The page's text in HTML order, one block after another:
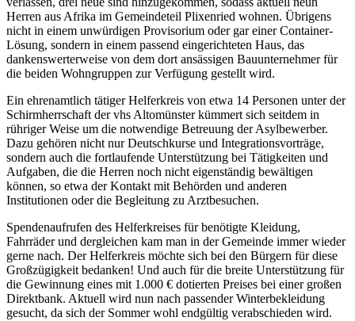
Herren aus Afrika im Gemeindeteil Plixenried wohnen. Übrigens
nicht in einem unwürdigen Provisorium oder gar einer Container-
Lösung, sondern in einem passend eingerichteten Haus, das
dankenswerterweise von dem dort ansässigen Bauunternehmer für
die beiden Wohngruppen zur Verfügung gestellt wird.
Ein ehrenamtlich tätiger Helferkreis von etwa 14 Personen unter der
Schirmherrschaft der vhs Altomünster kümmert sich seitdem in
rühriger Weise um die notwendige Betreuung der Asylbewerber.
Dazu gehören nicht nur Deutschkurse und Integrationsvorträge,
sondern auch die fortlaufende Unterstützung bei Tätigkeiten und
Aufgaben, die die Herren noch nicht eigenständig bewältigen
können, so etwa der Kontakt mit Behörden und anderen
Institutionen oder die Begleitung zu Arztbesuchen.
Spendenaufrufen des Helferkreises für benötigte Kleidung,
Fahrräder und dergleichen kam man in der Gemeinde immer wieder
gerne nach. Der Helferkreis möchte sich bei den Bürgern für diese
Großzügigkeit bedanken! Und auch für die breite Unterstützung für
die Gewinnung eines mit 1.000 € dotierten Preises bei einer großen
Direktbank. Aktuell wird nun nach passender Winterbekleidung
gesucht, da sich der Sommer wohl endgültig verabschieden wird.